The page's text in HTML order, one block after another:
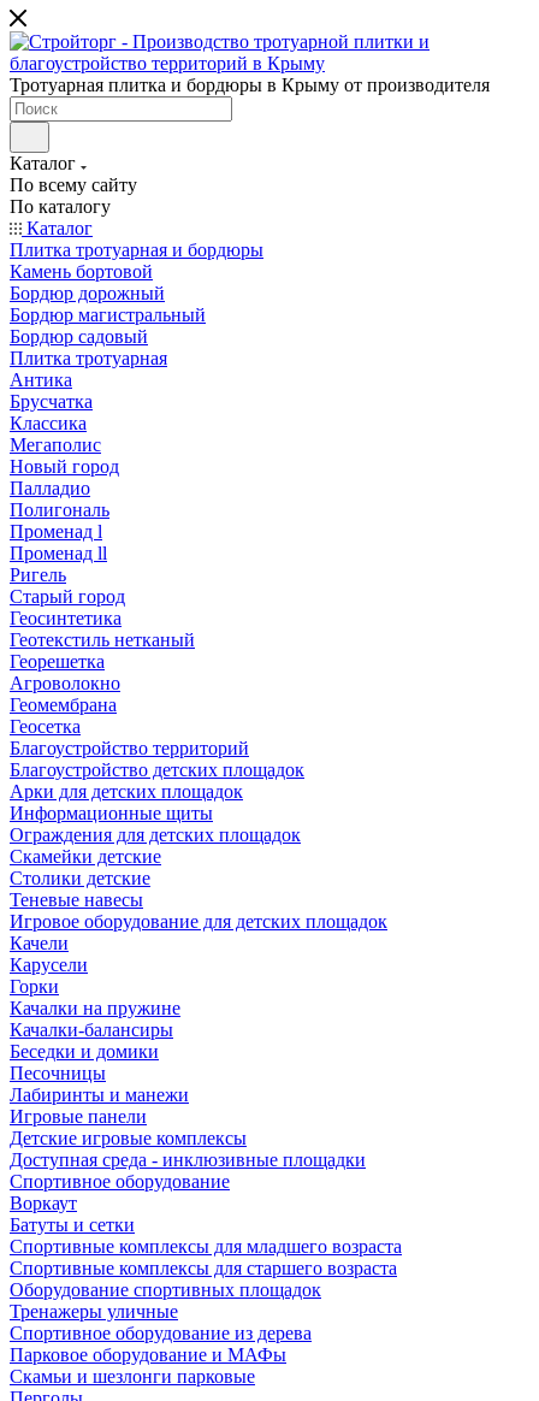
Тротуарная плитка и бордюры в Крыму от производителя
Каталог
По всему сайту
По каталогу
Каталог
Плитка тротуарная и бордюры
Камень бортовой
Бордюр дорожный
Бордюр магистральный
Бордюр садовый
Плитка тротуарная
Антика
Брусчатка
Классика
Мегаполис
Новый город
Палладио
Полигональ
Променад l
Променад ll
Ригель
Старый город
Геосинтетика
Геотекстиль нетканый
Георешетка
Агроволокно
Геомембрана
Геосетка
Благоустройство территорий
Благоустройство детских площадок
Арки для детских площадок
Информационные щиты
Ограждения для детских площадок
Скамейки детские
Столики детские
Теневые навесы
Игровое оборудование для детских площадок
Качели
Карусели
Горки
Качалки на пружине
Качалки-балансиры
Беседки и домики
Песочницы
Лабиринты и манежи
Игровые панели
Детские игровые комплексы
Доступная среда - инклюзивные площадки
Спортивное оборудование
Воркаут
Батуты и сетки
Спортивные комплексы для младшего возраста
Спортивные комплексы для старшего возраста
Оборудование спортивных площадок
Тренажеры уличные
Спортивное оборудование из дерева
Парковое оборудование и МАФы
Скамьи и шезлонги парковые